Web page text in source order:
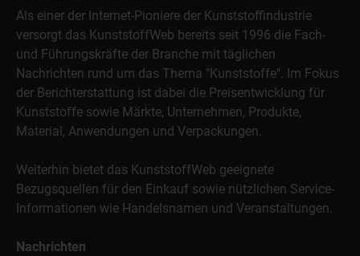
Als einer der Internet-Pioniere der Kunststoffindustrie
versorgt das KunststoffWeb bereits seit 1996 die Fach-
und Führungskräfte der Branche mit täglichen
Nachrichten rund um das Thema "Kunststoffe". Im Fokus
der Berichterstattung ist dabei die Preisentwicklung für
Kunststoffe sowie Märkte, Unternehmen, Produkte,
Material, Anwendungen und Verpackungen.
Weiterhin bietet das KunststoffWeb geeignete
Bezugsquellen für den Einkauf sowie nützlichen Service-
Informationen wie Handelsnamen und Veranstaltungen.
Nachrichten